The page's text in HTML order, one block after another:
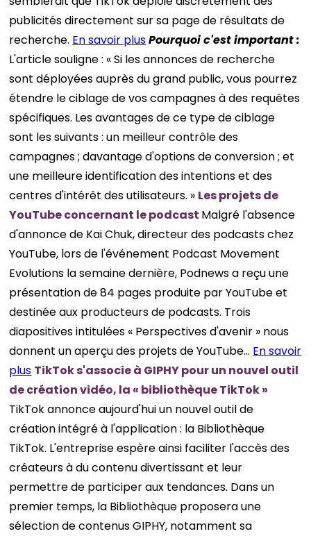
publicités directement sur sa page de résultats de
recherche. En savoir plusPourquoi c'est important :
L'article souligne : « Si les annonces de recherche
sont déployées auprès du grand public, vous pourrez
étendre le ciblage de vos campagnes à des requêtes
spécifiques. Les avantages de ce type de ciblage
sont les suivants : un meilleur contrôle des
campagnes ; davantage d'options de conversion ; et
une meilleure identification des intentions et des
centres d'intérêt des utilisateurs. » Les projets de
YouTube concernant le podcast Malgré l'absence
d'annonce de Kai Chuk, directeur des podcasts chez
YouTube, lors de l'événement Podcast Movement
Evolutions la semaine dernière, Podnews a reçu une
présentation de 84 pages produite par YouTube et
destinée aux producteurs de podcasts. Trois
diapositives intitulées « Perspectives d'avenir » nous
donnent un aperçu des projets de YouTube… En savoir
plus TikTok s'associe à GIPHY pour un nouvel outil
de création vidéo, la « bibliothèque TikTok »
TikTok annonce aujourd'hui un nouvel outil de
création intégré à l'application : la Bibliothèque
TikTok. L'entreprise espère ainsi faciliter l'accès des
créateurs à du contenu divertissant et leur
permettre de participer aux tendances. Dans un
premier temps, la Bibliothèque proposera une
sélection de contenus GIPHY, notamment sa